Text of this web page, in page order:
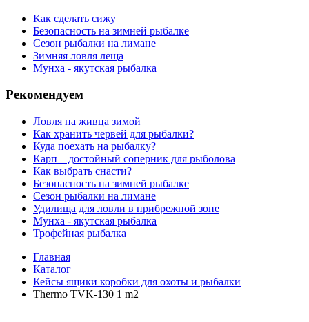
Как сделать сижу
Безопасность на зимней рыбалке
Сезон рыбалки на лимане
Зимняя ловля леща
Мунха - якутская рыбалка
Рекомендуем
Ловля на живца зимой
Как хранить червей для рыбалки?
Куда поехать на рыбалку?
Карп – достойный соперник для рыболова
Как выбрать снасти?
Безопасность на зимней рыбалке
Сезон рыбалки на лимане
Удилища для ловли в прибрежной зоне
Мунха - якутская рыбалка
Трофейная рыбалка
Главная
Каталог
Кейсы ящики коробки для охоты и рыбалки
Thermo TVK-130 1 m2